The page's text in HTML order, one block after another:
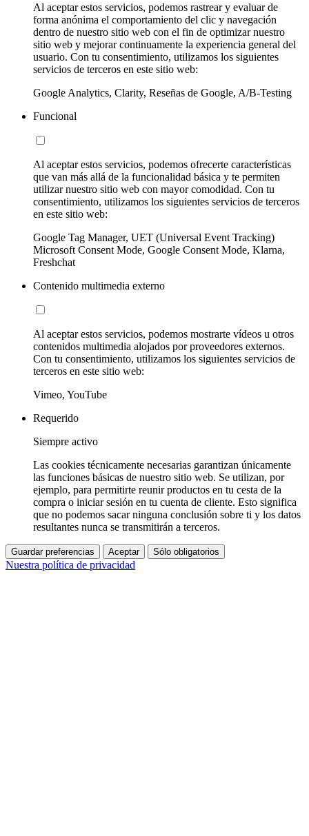
Al aceptar estos servicios, podemos rastrear y evaluar de
forma anónima el comportamiento del clic y navegación
dentro de nuestro sitio web con el fin de optimizar nuestro
sitio web y mejorar continuamente la experiencia general del
usuario. Con tu consentimiento, utilizamos los siguientes
servicios de terceros en este sitio web:
Google Analytics, Clarity, Reseñas de Google, A/B-Testing
Funcional
Al aceptar estos servicios, podemos ofrecerte características
que van más allá de la funcionalidad básica y te permiten
utilizar nuestro sitio web con mayor comodidad. Con tu
consentimiento, utilizamos los siguientes servicios de terceros
en este sitio web:
Google Tag Manager, UET (Universal Event Tracking)
Microsoft Consent Mode, Google Consent Mode, Klarna,
Freshchat
Contenido multimedia externo
Al aceptar estos servicios, podemos mostrarte vídeos u otros
contenidos multimedia alojados por proveedores externos.
Con tu consentimiento, utilizamos los siguientes servicios de
terceros en este sitio web:
Vimeo, YouTube
Requerido
Siempre activo
Las cookies técnicamente necesarias garantizan únicamente
las funciones básicas de nuestro sitio web. Se utilizan, por
ejemplo, para permitirte reunir productos en tu cesta de la
compra o iniciar sesión en tu cuenta de cliente. Esto significa
que no podemos sacar ninguna conclusión sobre ti y los datos
resultantes nunca se transmitirán a terceros.
Guardar preferencias Aceptar Sólo obligatorios
Nuestra política de privacidad